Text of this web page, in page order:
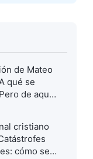
de Mateo
qué se
de aquel
cristiano
cómo ser